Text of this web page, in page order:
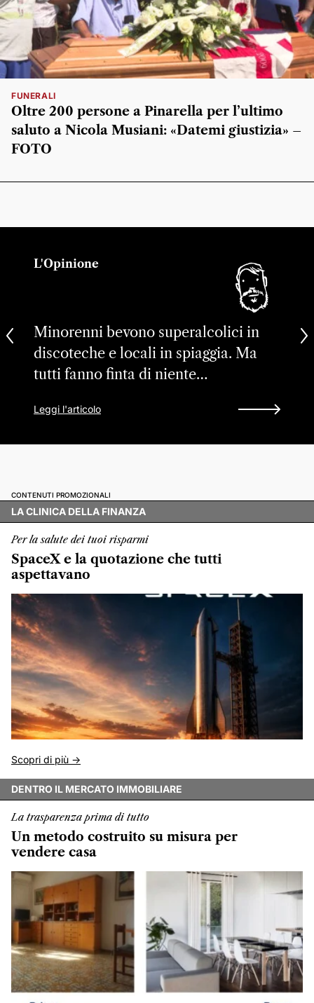
FUNERALI
Oltre 200 persone a Pinarella per l’ultimo
saluto a Nicola Musiani: «Datemi giustizia» –
FOTO
L'Opinione
Minorenni bevono superalcolici in
discoteche e locali in spiaggia. Ma
tutti fanno finta di niente…
Leggi l'articolo
CONTENUTI PROMOZIONALI
LA CLINICA DELLA FINANZA
Per la salute dei tuoi risparmi
SpaceX e la quotazione che tutti
aspettavano
Scopri di più ->
DENTRO IL MERCATO IMMOBILIARE
La trasparenza prima di tutto
Un metodo costruito su misura per
vendere casa